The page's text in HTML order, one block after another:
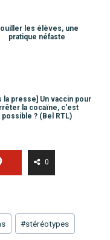
les élèves, une
pratique néfaste
la presse] Un vaccin pour
la cocaïne, c'est
possible ? (Bel RTL)
0
#stéréotypes